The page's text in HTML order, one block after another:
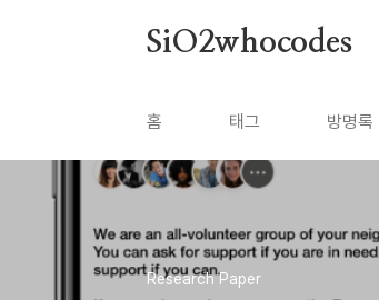
SiO2whocodes
홈 태그 방명록
Research Paper